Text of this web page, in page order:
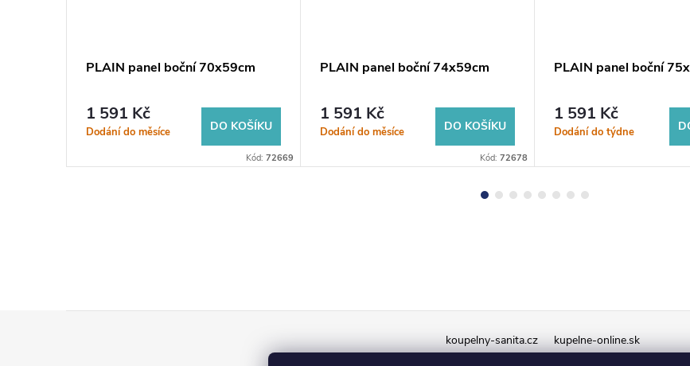
PLAIN panel boční 70x59cm
1 591 Kč
Dodání do měsíce DO KOŠÍKU
Kód: 72669
PLAIN panel boční 74x59cm
1 591 Kč
Dodání do měsíce DO KOŠÍKU
Kód: 72678
PLAIN panel boční
1 591 Kč
Dodání do týdne
koupelny-sanita.cz kupelne-online.sk